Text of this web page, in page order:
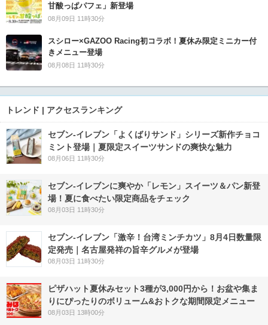
甘酸っぱパフェ」新登場
08月09日 11時30分
スシロー×GAZOO Racing初コラボ！夏休み限定ミニカー付
きメニュー登場
08月08日 11時30分
トレンド | アクセスランキング
セブン‐イレブン「よくばりサンド」シリーズ新作チョコ
ミント登場｜夏限定スイーツサンドの爽快な魅力
08月06日 11時30分
セブン‐イレブンに爽やか「レモン」スイーツ＆パン新登
場！夏に食べたい限定商品をチェック
08月03日 11時30分
セブン-イレブン「激辛！台湾ミンチカツ」8月4日数量限
定発売｜名古屋発祥の旨辛グルメが登場
08月03日 11時30分
ピザハット夏休みセット3種が3,000円から！お盆や集ま
りにぴったりのボリューム&おトクな期間限定メニュー
08月03日 13時00分